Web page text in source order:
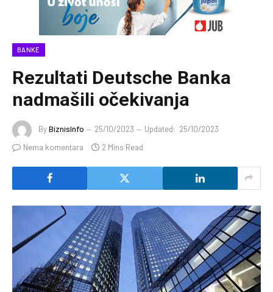
BANKE
Rezultati Deutsche Banka
nadmašili očekivanja
ByBiznisInfo 25/10/2023 Updated: 25/10/2023
Nema komentara
2 Mins Read